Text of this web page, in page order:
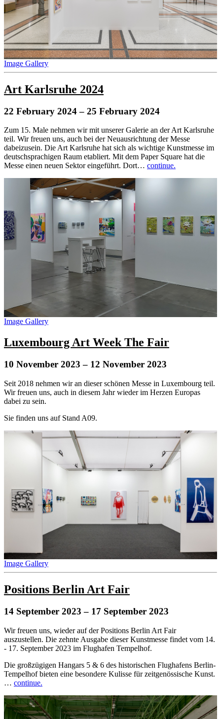
Image Gallery
Art Karlsruhe 2024
22 February 2024– 25 February 2024
Zum 15. Male nehmen wir mit unserer Galerie an der Art Karlsruhe
teil. Wir freuen uns, auch bei der Neuausrichtung der Messe
dabeizusein. Die Art Karlsruhe hat sich als wichtige Kunstmesse im
deutschsprachigen Raum etabliert. Mit dem Paper Square hat die
Messe einen neuen Sektor eingeführt. Dort… continue.
Image Gallery
Luxembourg Art Week The Fair
10 November 2023 – 12 November 2023
Seit 2018 nehmen wir an dieser schönen Messe in Luxembourg teil.
Wir freuen uns, auch in diesem Jahr wieder im Herzen Europas
dabei zu sein.
Sie finden uns auf Stand A09.
Image Gallery
Positions Berlin Art Fair
14 September 2023 – 17 September 2023
Wir freuen uns, wieder auf der Positions Berlin Art Fair
auszustellen. Die zehnte Ausgabe dieser Kunstmesse findet vom 14.
- 17. September 2023 im Flughafen Tempelhof.
Die großzügigen Hangars 5 & 6 des historischen Flughafens Berlin-
Tempelhof bieten eine besondere Kulisse für zeitgenössische Kunst.
… continue.